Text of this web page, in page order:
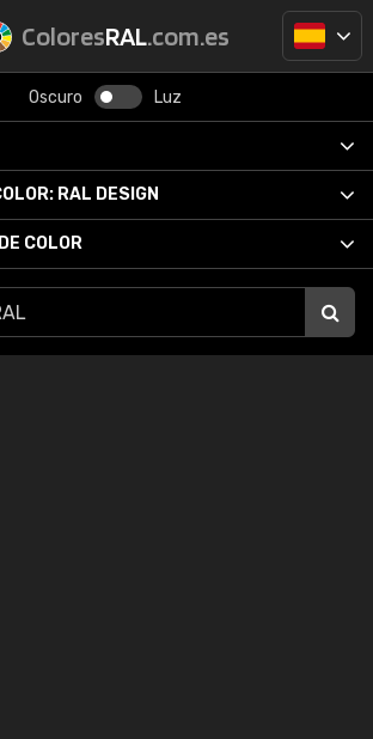
ColoresRAL.com.es
Oscuro Luz
RAL DESIGN
COLOR